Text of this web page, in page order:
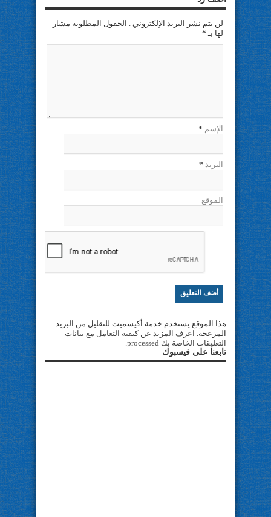
لن يتم نشر البريد الإلكتروني . الحقول المطلوبة مشار
لها بـ *
الإسم *
البريد *
الموقع
هذا الموقع يستخدم خدمة أكيسميت للتقليل من البريد
المزعجة. اعرف المزيد عن كيفية التعامل مع بيانات
التعليقات الخاصة بك processed
تابعنا على فيسبوك